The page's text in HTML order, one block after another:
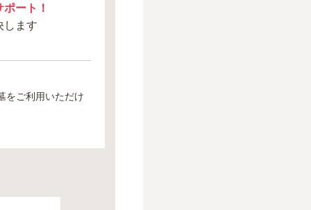
ート！
します
をご利用いただけ